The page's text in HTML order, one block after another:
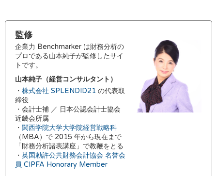
監修
企業力 Benchmarker は財務分析の
プロである山本純子が監修したサイ
トです。
山本純子（経営コンサルタント）
・ 株式会社 SPLENDID21 の代表取
締役
・会計士補 ／ 日本公認会計士協会
近畿会所属
・ 関西学院大学大学院経営戦略科
（MBA）で 2015 年から現在まで
「財務分析諸表講座」で教鞭をとる
・ 英国勅許公共財務会計協会 名誉会
員 CIPFA Honorary Member